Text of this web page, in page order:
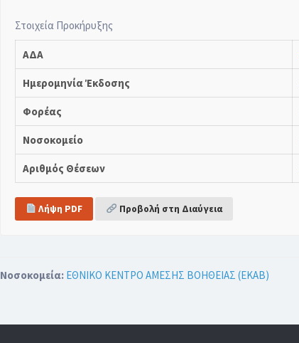
Στοιχεία Προκήρυξης
ΑΔΑ
Ημερομηνία Έκδοσης
Φορέας
Νοσοκομείο
Αριθμός Θέσεων
Λήψη PDF Προβολή στη Διαύγεια
Νοσοκομεία: ΕΘΝΙΚΟ ΚΕΝΤΡΟ ΑΜΕΣΗΣ ΒΟΗΘΕΙΑΣ (ΕΚΑΒ)